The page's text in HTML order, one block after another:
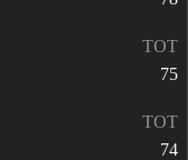
TOT
75
TOT
74